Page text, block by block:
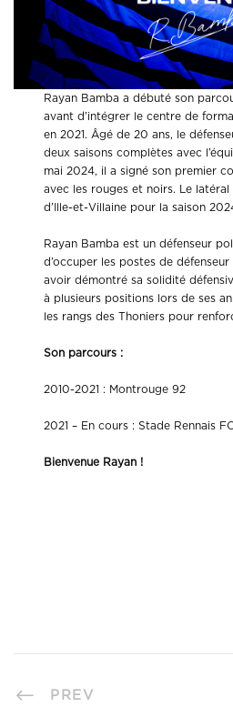
Rayan Bamba a débuté son
avant d’intégrer le centre de
en 2021. Âgé de 20 ans, le
deux saisons complètes avec
mai 2024, il a signé son premier
avec les rouges et noirs. Le
d’Ille-et-Villaine pour la saison
Rayan Bamba est un défenseur
d’occuper les postes de
avoir démontré sa solidité
à plusieurs positions lors de ses
les rangs des Thoniers pour
Son parcours :
2010-2021 : Montrouge 92
2021 – En cours : Stade Rennais
Bienvenue Rayan !
PREV